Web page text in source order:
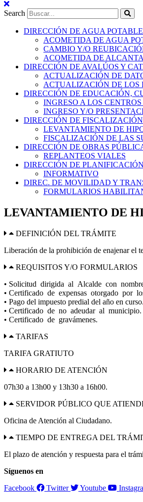
Search
DIRECCIÓN DE AGUA
ACOMETIDA DE AGUA
CAMBIO Y/O
ACOMETIDA DE
DIRECCIÓN DE AVALÚOS Y
ACTUALIZACIÓN DE
ACTUALIZACIÓN DE LOS
DIRECCIÓN DE EDUCACIÓN,
INGRESO A LOS
INGRESO Y/O
DIRECCIÓN DE FISCALIZACIÓN
LEVANTAMIENTO DE
FISCALIZACIÓN DE LAS
DIRECCIÓN DE OBRAS
REPLANTEOS VIALES
DIRECCIÓN DE PLANIFICACIÓN
INFORMATIVO
DIREC. DE MOVILIDAD Y
FORMULARIOS
LEVANTAMIENTO DE
DEFINICIÓN DEL TRÁMITE
Liberación de la prohibición de enajenar
REQUISITOS Y/O FORMULARIOS
• Solicitud dirigida al Alcalde con
• Certificado de expensas otorgado por
• Pago del impuesto predial del año en curso.
• Certificado de no adeudar al municipio.
• Certificado de gravámenes.
TARIFAS
TARIFA GRATIUTO
HORARIO DE ATENCIÓN
07h30 a 13h00 y 13h30 a 16h00.
SERVIDOR PÚBLICO QUE
Oficina de Atención al Ciudadano.
TIEMPO DE ENTREGA DEL
El plazo de atención y respuesta para el
Síguenos en
Facebook
Twitter Youtube